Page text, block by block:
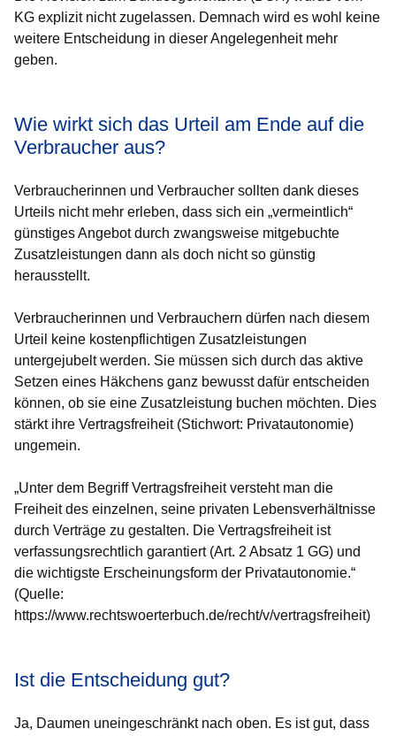
KG explizit nicht zugelassen. Demnach wird es wohl keine
weitere Entscheidung in dieser Angelegenheit mehr
geben.
Wie wirkt sich das Urteil am Ende auf die
Verbraucher aus?
Verbraucherinnen und Verbraucher sollten dank dieses
Urteils nicht mehr erleben, dass sich ein „vermeintlich“
günstiges Angebot durch zwangsweise mitgebuchte
Zusatzleistungen dann als doch nicht so günstig
herausstellt.
Verbraucherinnen und Verbrauchern dürfen nach diesem
Urteil keine kostenpflichtigen Zusatzleistungen
untergejubelt werden. Sie müssen sich durch das aktive
Setzen eines Häkchens ganz bewusst dafür entscheiden
können, ob sie eine Zusatzleistung buchen möchten. Dies
stärkt ihre Vertragsfreiheit (Stichwort: Privatautonomie)
ungemein.
„Unter dem BegriffVertragsfreiheitversteht man die
Freiheit des einzelnen, seine privaten Lebensverhältnisse
durch Verträge zu gestalten. Die Vertragsfreiheit ist
verfassungsrechtlich garantiert (Art. 2 Absatz 1 GG) und
die wichtigste Erscheinungsform der Privatautonomie.“
(Quelle:
https://www.rechtswoerterbuch.de/recht/v/vertragsfreiheit)
Ist die Entscheidung gut?
Ja, Daumen uneingeschränkt nach oben. Es ist gut, dass